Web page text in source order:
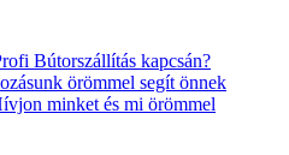
Bútorszállítás kapcsán?
örömmel segít önnek
minket és mi örömmel